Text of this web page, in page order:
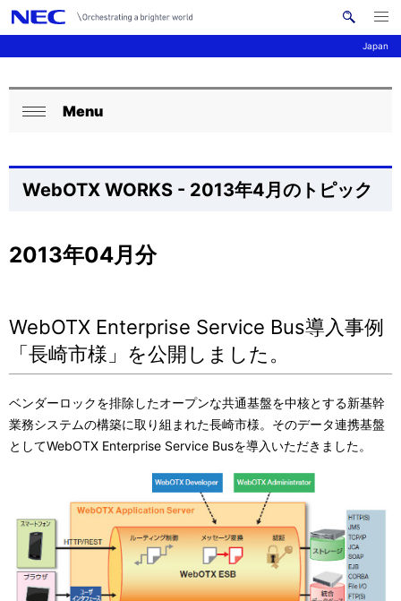
Japan
イ
内
メ
ニ
ュ
開
ナ
ー
ン
サ
イ
内
現
位
置
を
表
示
て
い
ま
ロ
カ
ナ
ゲ
ー
ョ
ン
Menu
WebOTX WORKS - 2013年4月のトピック
2013年04月分
WebOTX Enterprise Service Bus導入事例
「長崎市様」を公開しました。
ベンダーロックを排除したオープンな共通基盤を中核とする新基幹
業務システムの構築に取り組まれた長崎市様。そのデータ連携基盤
としてWebOTX Enterprise Service Busを導入いただきました。